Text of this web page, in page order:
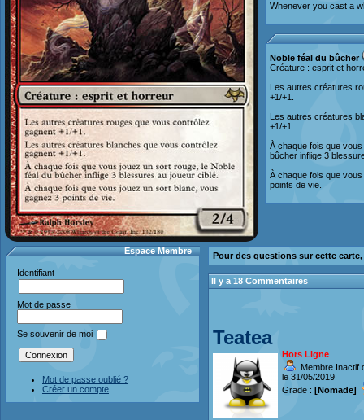
Whenever you cast a
Noble féal du bûcher
Créature : esprit et
Les autres créatures
+1/+1.
Les autres créatures
+1/+1.
À chaque fois que
bûcher inflige 3
À chaque fois que
points de vie.
Espace Membre
Identifiant
Mot de passe
Se souvenir de moi
Mot de passe oublié ?
Créer un compte
Pour des questions sur cette
Il y a 18 Commentaires
Teatea
Hors Ligne
Membre Inactif
le 31/05/2019
Grade : [Nomade]